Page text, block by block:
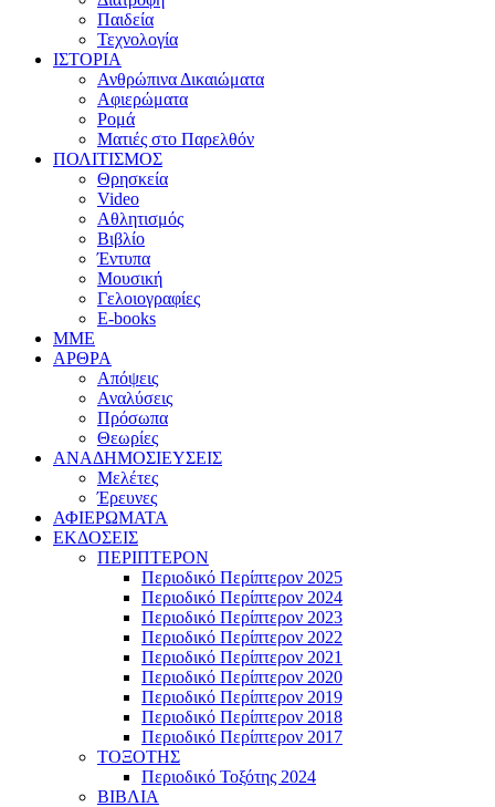
Παιδεία
Τεχνολογία
ΙΣΤΟΡΙΑ
Ανθρώπινα Δικαιώματα
Αφιερώματα
Ρομά
Ματιές στο Παρελθόν
ΠΟΛΙΤΙΣΜΟΣ
Θρησκεία
Video
Αθλητισμός
Βιβλίο
Έντυπα
Μουσική
Γελοιογραφίες
E-books
MME
ΑΡΘΡΑ
Απόψεις
Αναλύσεις
Πρόσωπα
Θεωρίες
ΑΝΑΔΗΜΟΣΙΕΥΣΕΙΣ
Μελέτες
Έρευνες
ΑΦΙΕΡΩΜΑΤΑ
ΕΚΔΟΣΕΙΣ
ΠΕΡΙΠΤΕΡΟΝ
Περιοδικό Περίπτερον 2025
Περιοδικό Περίπτερον 2024
Περιοδικό Περίπτερον 2023
Περιοδικό Περίπτερον 2022
Περιοδικό Περίπτερον 2021
Περιοδικό Περίπτερον 2020
Περιοδικό Περίπτερον 2019
Περιοδικό Περίπτερον 2018
Περιοδικό Περίπτερον 2017
ΤΟΞΟΤΗΣ
Περιοδικό Τοξότης 2024
ΒΙΒΛΙΑ